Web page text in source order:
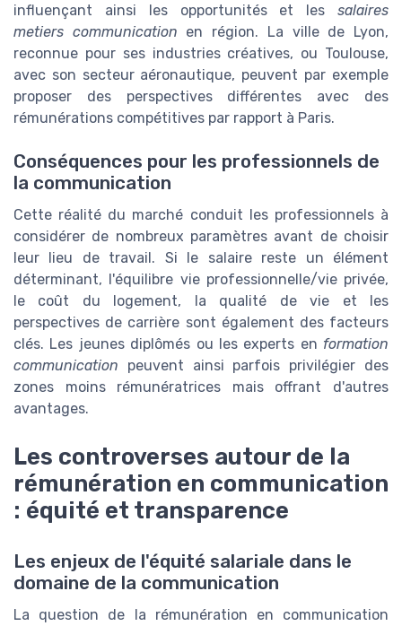
influençant ainsi les opportunités et les salaires
metiers communication en région. La ville de Lyon,
reconnue pour ses industries créatives, ou Toulouse,
avec son secteur aéronautique, peuvent par exemple
proposer des perspectives différentes avec des
rémunérations compétitives par rapport à Paris.
Conséquences pour les professionnels de
la communication
Cette réalité du marché conduit les professionnels à
considérer de nombreux paramètres avant de choisir
leur lieu de travail. Si le salaire reste un élément
déterminant, l'équilibre vie professionnelle/vie privée,
le coût du logement, la qualité de vie et les
perspectives de carrière sont également des facteurs
clés. Les jeunes diplômés ou les experts en formation
communication peuvent ainsi parfois privilégier des
zones moins rémunératrices mais offrant d'autres
avantages.
Les controverses autour de la
rémunération en communication
: équité et transparence
Les enjeux de l'équité salariale dans le
domaine de la communication
La question de la rémunération en communication